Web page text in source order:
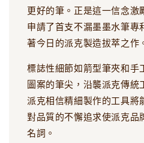
更好的筆。正是這一信念激
申請了首支不漏墨墨水筆專
著今日的派克製造拔萃之作
標誌性細節如箭型筆夾和手
圖案的筆尖，沿襲派克傳統
派克相信精細製作的工具將
對品質的不懈追求使派克品
名詞。